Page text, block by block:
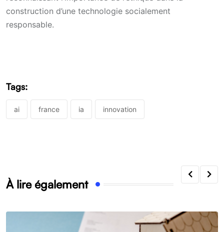
construction d’une technologie socialement
responsable.
Tags:
ai france ia innovation
À lire également